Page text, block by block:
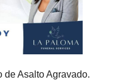
de Asalto Agravado.